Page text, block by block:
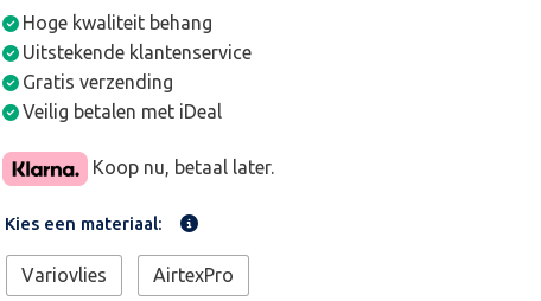
Hoge kwaliteit behang
Uitstekende klantenservice
Gratis verzending
Veilig betalen met iDeal
Koop nu, betaal later.
Kies een materiaal:
Variovlies AirtexPro